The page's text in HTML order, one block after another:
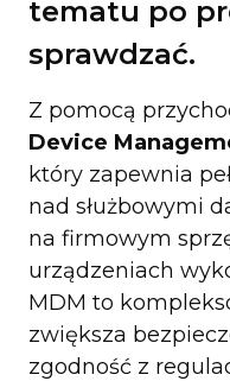
tematu po
sprawdzać.
Z pomocą
Device
który zapewnia
nad służbowymi
na firmowym
urządzeniach
MDM to
zwiększa
zgodność z